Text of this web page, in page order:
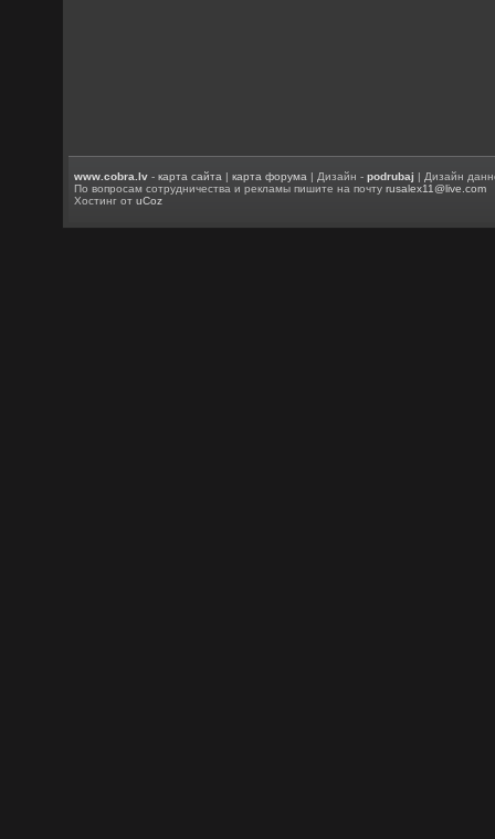
www.cobra.lv -карта сайта |карта форума | Дизайн -podrubaj | Дизайн
По вопросам сотрудничества и рекламы пишите на почтуrusalex11@live.com
Хостинг отuCoz